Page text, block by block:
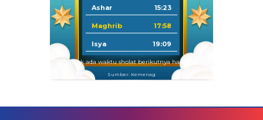
Ashar 15:23
Maghrib 17:58
Isya 19:09
Tidak ada waktu sholat berikutnya hari ini.
Sumber: Kemenag